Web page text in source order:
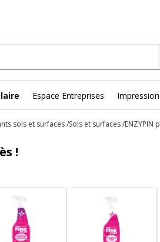
Espace Entreprises
sols et surfaces Sols et surfaces ENZYPIN
!